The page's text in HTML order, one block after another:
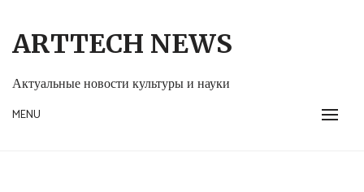
content
ARTTECH NEWS
Актуальные новости культуры и науки
MENU